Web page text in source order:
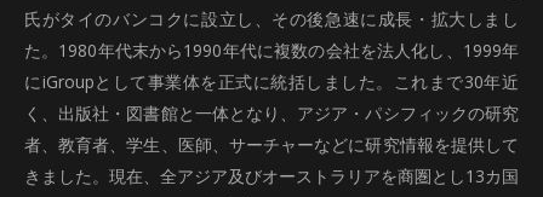
氏がタイのバンコクに設立し、その後急速に成長・拡大しまし
た。1980年代末から1990年代に複数の会社を法人化し、1999年
にiGroupとして事業体を正式に統括しました。これまで30年近
く、出版社・図書館と一体となり、アジア・パシフィックの研究
者、教育者、学生、医師、サーチャーなどに研究情報を提供して
きました。現在、全アジア及びオーストラリアを商圏とし13カ国